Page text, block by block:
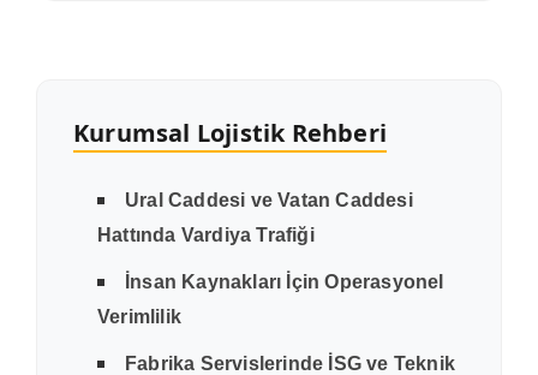
Kurumsal Lojistik Rehberi
Ural Caddesi ve Vatan Caddesi
Hattında Vardiya Trafiği
İnsan Kaynakları İçin Operasyonel
Verimlilik
Fabrika Servislerinde İSG ve Teknik